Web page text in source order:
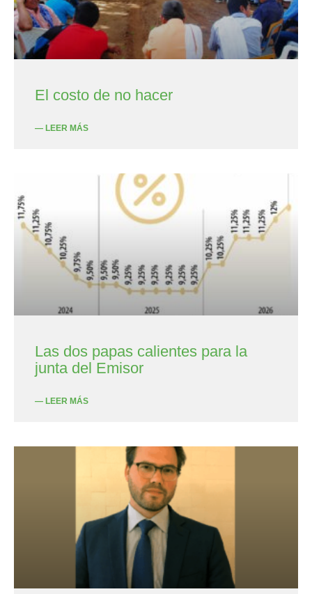
El costo de no hacer
— LEER MÁS
Las dos papas calientes para la
junta del Emisor
— LEER MÁS